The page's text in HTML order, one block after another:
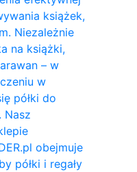
książek,
Niezależnie
na książki,
– w
w
półki do
Nasz
obejmuje
półki i regały